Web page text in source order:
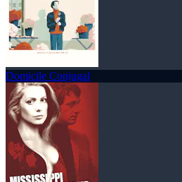
Domicile Conjugal